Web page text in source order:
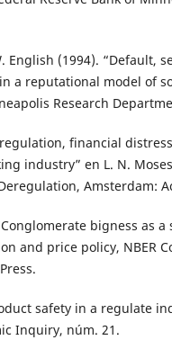
y W. English (1994).
a reputational model of
Research
financial
industry” en L. N.
Amsterdam:
bigness as
and price policy, NBER
safety in a regulate
Inquiry, núm. 21.